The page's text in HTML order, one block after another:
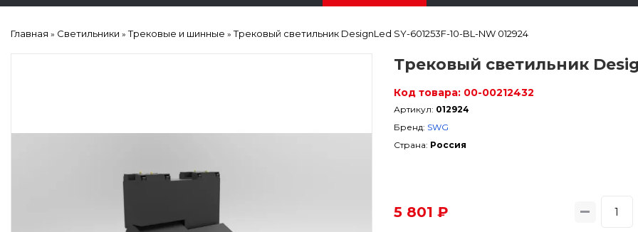
Главная » Светильники »Трековые и шинные »Трековый светильник DesignLed SY-601253F-10-BL-NW 012924
Трековый светильник
Код товара: 00-00212432
Артикул: 012924
Бренд: SWG
Страна: Россия
5 801 ₽